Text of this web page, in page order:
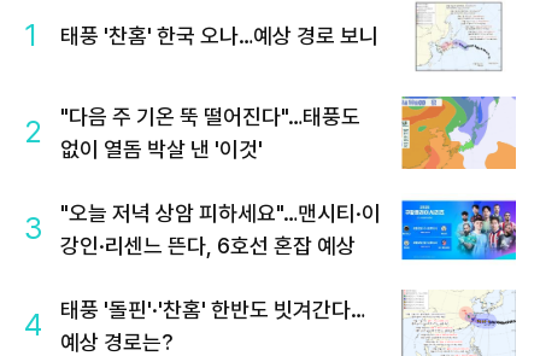
1 태풍 '찬홈' 한국 오나…예상 경로 보니
2
"다음 주 기온 뚝 떨어진다"…태풍도
없이 열돔 박살 낸 '이것'
3
"오늘 저녁 상암 피하세요"…맨시티·이
강인·리센느 뜬다, 6호선 혼잡 예상
4
태풍 '돌핀'·'찬홈' 한반도 빗겨간다…
예상 경로는?